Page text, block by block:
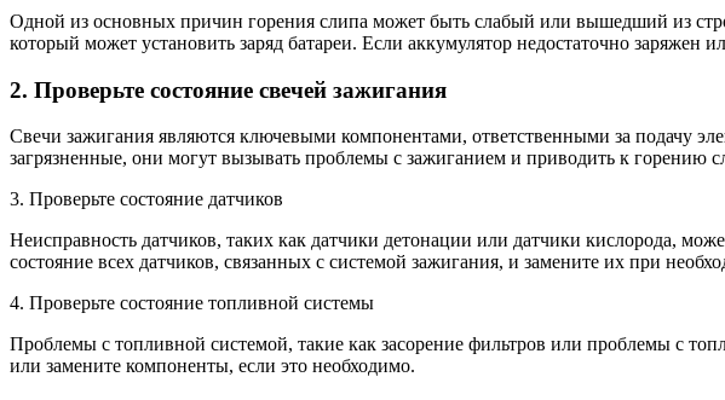
Одной из основных причин горения слипа может быть слабый или вышедший из
который может установить заряд батареи. Если аккумулятор недостаточно заряжен
2. Проверьте состояние свечей зажигания
Свечи зажигания являются ключевыми компонентами, ответственными за подачу
загрязненные, они могут вызывать проблемы с зажиганием и приводить к горению
3. Проверьте состояние датчиков
Неисправность датчиков, таких как датчики детонации или датчики кислорода,
состояние всех датчиков, связанных с системой зажигания, и замените их при
4. Проверьте состояние топливной системы
Проблемы с топливной системой, такие как засорение фильтров или проблемы с
или замените компоненты, если это необходимо.